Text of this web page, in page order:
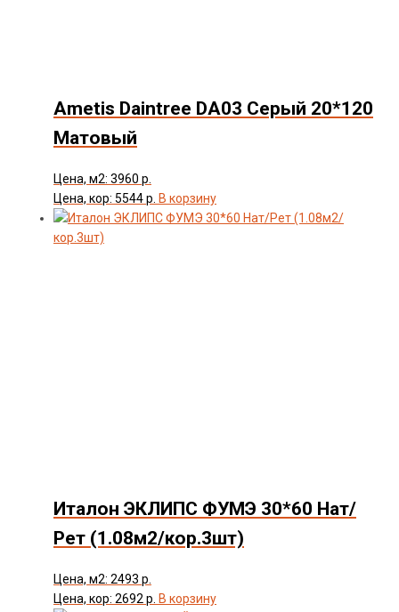
Ametis Daintree DA03 Серый 20*120
Матовый
Цена, м2: 3960 р.
Цена, кор: 5544 р. В корзину
Италон ЭКЛИПС ФУМЭ 30*60 Нат/
Рет (1.08м2/кор.3шт)
Цена, м2: 2493 р.
Цена, кор: 2692 р. В корзину